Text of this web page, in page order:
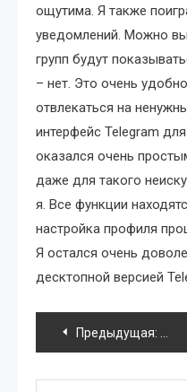
ощутима. Я также
уведомлений. Можно
групп будут
– нет. Это очень
отвлекаться на
интерфейс Telegram
оказался очень
даже для такого
я. Все функции
настройка профиля
Я остался очень
десктопной версией
Навигация
по
Предыдущая: